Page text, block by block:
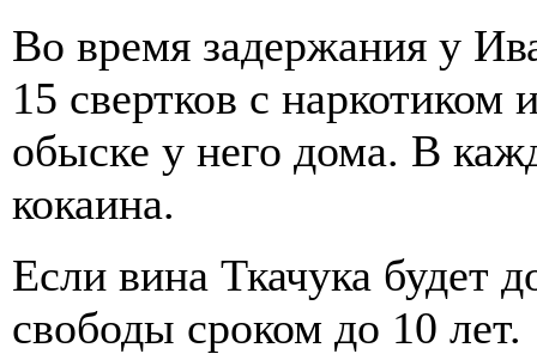
Во время задержания у
15 свертков с
обыске у него дома. В
кокаина.
Если вина Ткачука будет
свободы сроком до 10 лет.